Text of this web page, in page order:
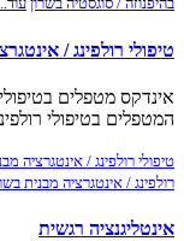
טיפולי רולפינג /
אינדקס מטפלים
המטפלים בטיפולי
טיפולי רולפינג / אינטגרציה
רולפינג / אינטגרציה מבנית
אינטליגנציה רגשית